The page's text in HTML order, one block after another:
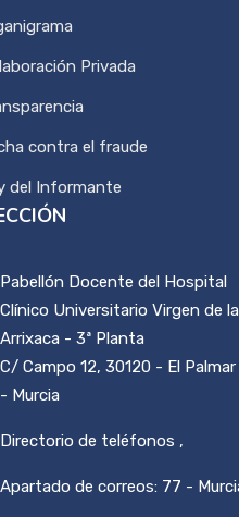
Privada
contra el fraude
del Informante
Pabellón Docente del Hospital
Clínico Universitario Virgen de la
Arrixaca - 3ª Planta
C/ Campo 12, 30120 - El Palmar
- Murcia
Directorio de teléfonos ,
Apartado de correos: 77 -